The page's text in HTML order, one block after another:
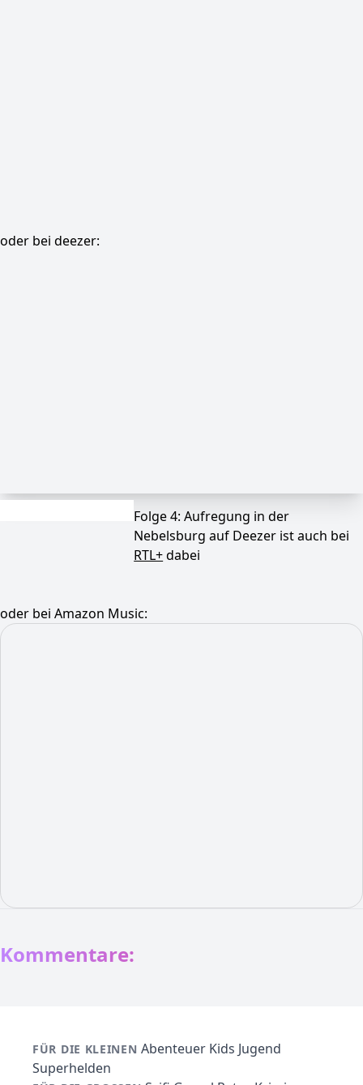
oder bei deezer:
Folge 4: Aufregung in der
Nebelsburg auf Deezer ist auch bei
RTL+dabei
oder bei Amazon Music:
Kommentare:
FÜR DIE KLEINEN Abenteuer Kids Jugend
Superhelden